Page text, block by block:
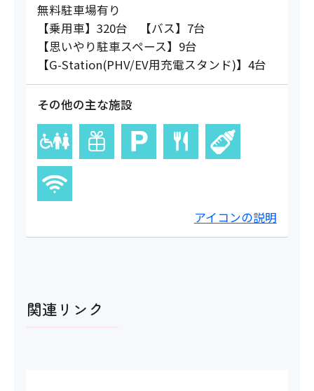
無料駐車場有り
【乗用車】320台 【バス】7台
【思いやり駐車スペース】9台
【G-Station(PHV/EV用充電スタンド)】4台
その他の主な施設
アイコンの説明
関連リンク